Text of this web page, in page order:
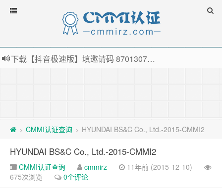
下载【抖音极速版】填邀请码 870130746 即可领38元红包，可立即支付宝提现！！
> CMMI认证查询 > HYUNDAI BS&C Co., Ltd.-2015-CMMI2
HYUNDAI BS&C Co., Ltd.-2015-CMMI2
CMMI认证查询 cmmirz
11年前 (2015-12-10)
675次浏览
0个评论